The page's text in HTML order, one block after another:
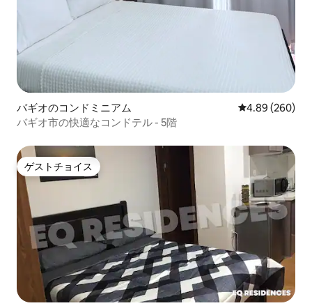
バギオのコンドミニアム レビュー260
4.89 (260)
バギオ市の快適なコンドテル - 5階
ゲストチョイス
ゲストチョイス